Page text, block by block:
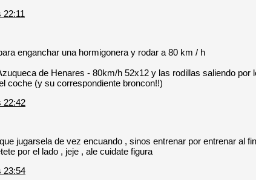
22:11
enganchar una hormigonera y rodar a 80 km / h
de Henares - 80km/h 52x12 y las rodillas saliendo por
coche (y su correspondiente broncon!!)
22:42
jugarsela de vez encuando , sinos entrenar por entrenar al
por el lado , jeje , ale cuidate figura
23:54